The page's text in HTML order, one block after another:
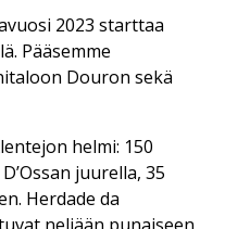
2023 starttaa
Pääsemme
Douron sekä
helmi: 150
juurella, 35
Herdade da